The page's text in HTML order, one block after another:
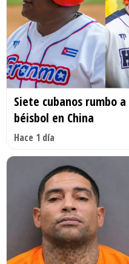
Siete cubanos rumbo
béisbol en China
Hace 1 día